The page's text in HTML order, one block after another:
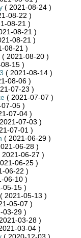
( 2021-08-24 )
08-22 )
08-21 )
08-21 )
08-21 )
08-21 )
( 2021-08-20 )
15 )
( 2021-08-14 )
08-06 )
07-23 )
( 2021-07-07 )
05 )
07-04 )
07-03 )
07-01 )
( 2021-06-29 )
06-28 )
2021-06-27 )
06-25 )
06-22 )
06-10 )
05-15 )
( 2021-05-13 )
05-07 )
03-29 )
03-28 )
03-04 )
( 2020-12-03 )